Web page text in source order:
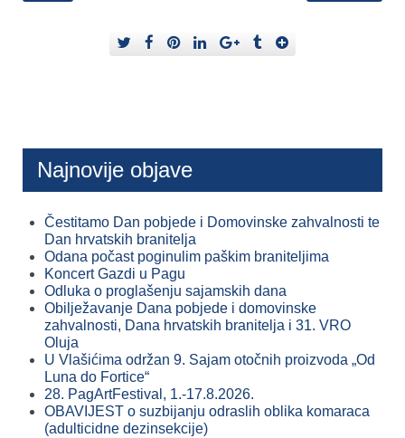
Najnovije objave
Čestitamo Dan pobjede i Domovinske zahvalnosti te
Dan hrvatskih branitelja
Odana počast poginulim paškim braniteljima
Koncert Gazdi u Pagu
Odluka o proglašenju sajamskih dana
Obilježavanje Dana pobjede i domovinske
zahvalnosti, Dana hrvatskih branitelja i 31. VRO
Oluja
U Vlašićima održan 9. Sajam otočnih proizvoda „Od
Luna do Fortice“
28. PagArtFestival, 1.-17.8.2026.
OBAVIJEST o suzbijanju odraslih oblika komaraca
(adulticidne dezinsekcije)